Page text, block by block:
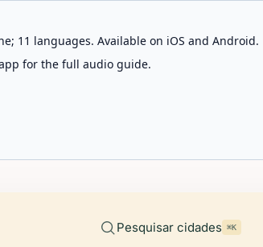
11 languages. Available on iOS and Android.
for the full audio guide.
Pesquisar cidades ⌘K